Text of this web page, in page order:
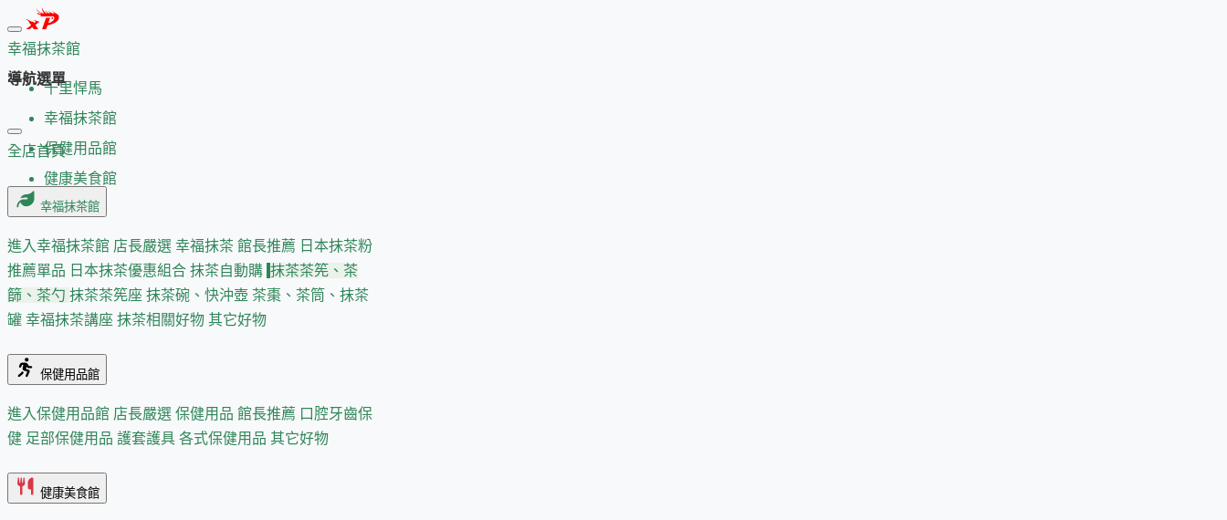
幸福抹茶館
千里悍馬
幸福抹茶館
保健用品館
健康美食館
導航選單
全店首頁
幸福抹茶館
進入幸福抹茶館 店長嚴選 幸福抹茶 館長推薦 日本抹茶粉
推薦單品 日本抹茶優惠組合 抹茶自動購 抹茶茶筅、茶
篩、茶勺 抹茶茶筅座 抹茶碗、快沖壺 茶棗、茶筒、抹茶
罐 幸福抹茶講座 抹茶相關好物 其它好物
保健用品館
進入保健用品館 店長嚴選 保健用品 館長推薦 口腔牙齒保
健 足部保健用品 護套護具 各式保健用品 其它好物
健康美食館